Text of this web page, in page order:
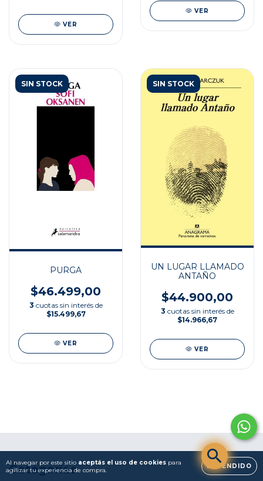
Al navegar por este sitio aceptás el uso de cookies para
agilizar tu experiencia de compra.
ENTENDIDO
VER
VER
SIN STOCK
PURGA
$46.499,00
3 cuotas sin interés de
$15.499,67
VER
SIN STOCK
UN LUGAR LLAMADO
ANTAÑO
$44.900,00
3 cuotas sin interés de
$14.966,67
VER
Categorías